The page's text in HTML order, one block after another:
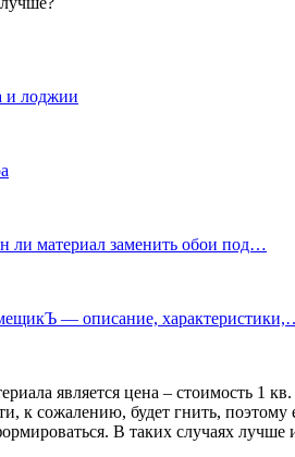
и лоджии
материал заменить обои под…
— описание,
является цена – стоимость 1
к сожалению, будет гнить, поэтому
В таких случаях лучше